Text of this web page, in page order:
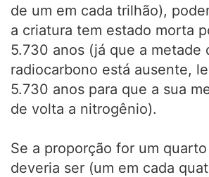
de um em cada trilhão),
a criatura tem estado morta
5.730 anos (já que a metade
radiocarbono está ausente,
5.730 anos para que a sua
de volta a nitrogênio).
Se a proporção for um
deveria ser (um em cada